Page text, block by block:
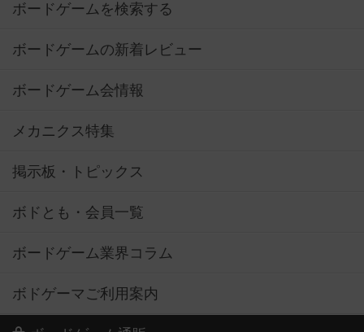
ボードゲームを検索する
ボードゲームの新着レビュー
ボードゲーム会情報
メカニクス特集
掲示板・トピックス
ボドとも・会員一覧
ボードゲーム業界コラム
ボドゲーマご利用案内